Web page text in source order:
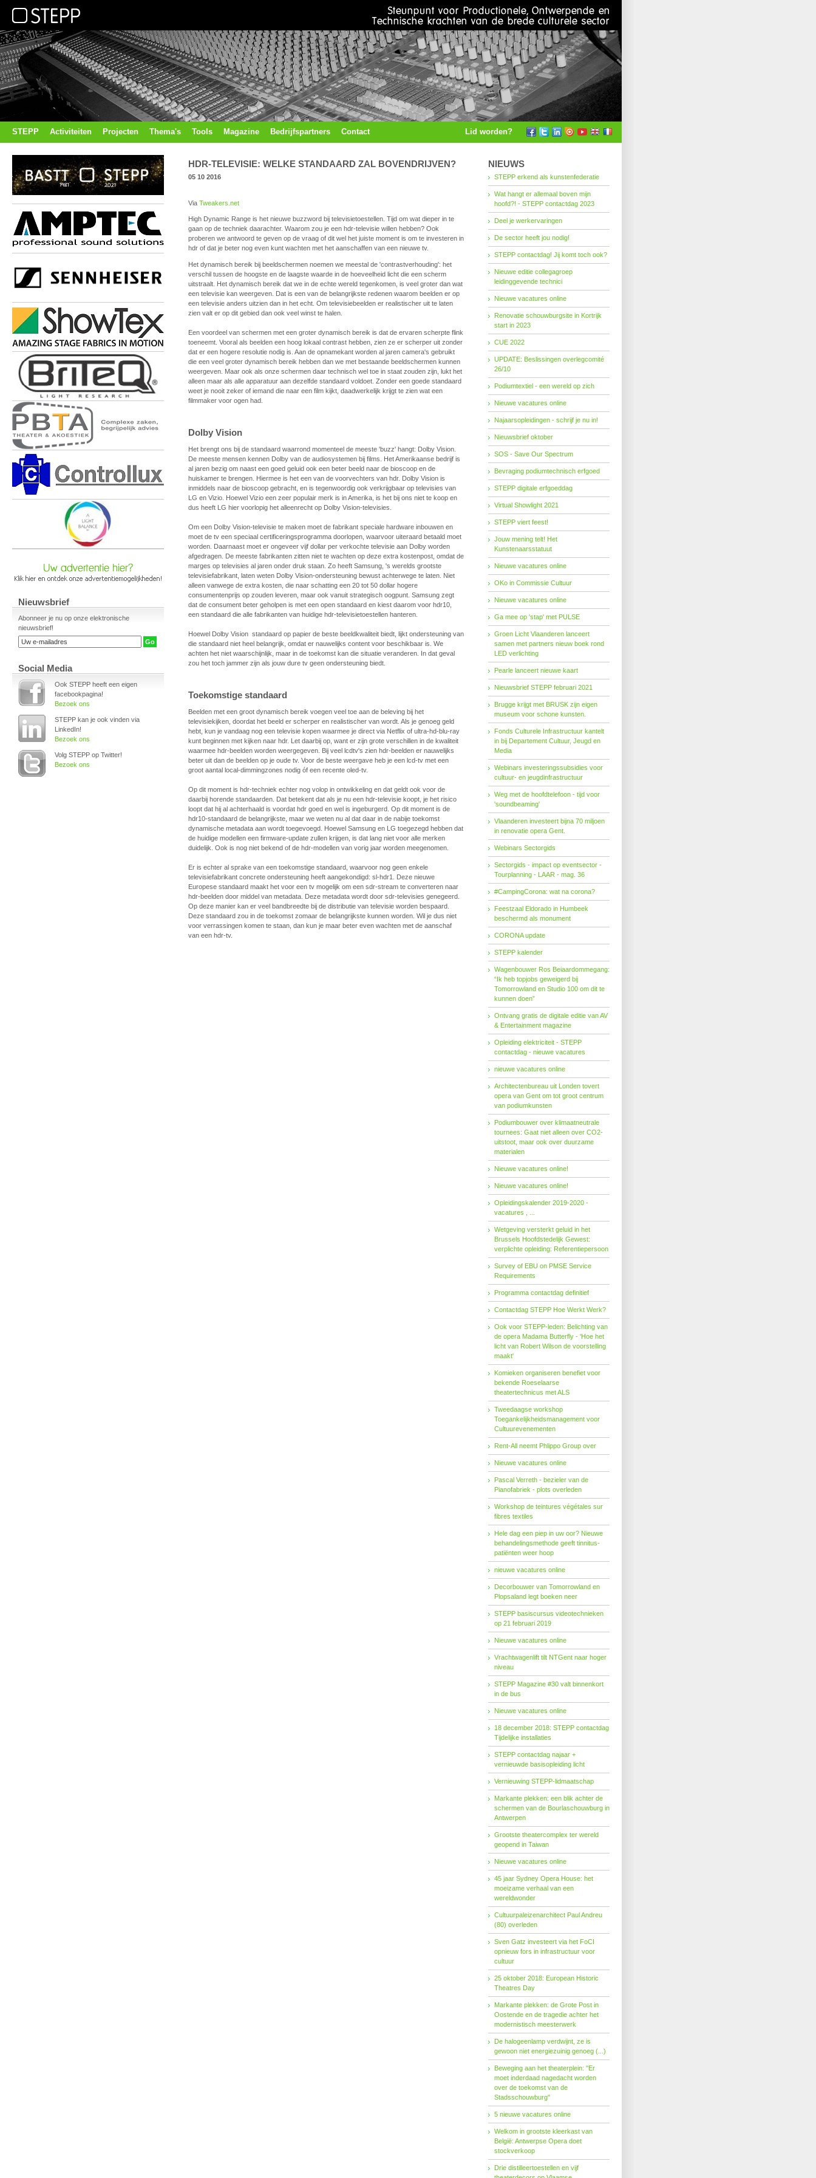
STEPP Activiteiten Projecten Thema's Tools Magazine Bedrijfspartners Contact Lid worden?
Nieuwsbrief
Abonneer je nu op onze elektronische
nieuwsbrief!
Social Media
Ook STEPP heeft een eigen
facebookpagina!
Bezoek ons
STEPP kan je ook vinden via
LinkedIn!
Bezoek ons
Volg STEPP op Twitter!
Bezoek ons
HDR-TELEVISIE: WELKE STANDAARD ZAL BOVENDRIJVEN?
05 10 2016
Via Tweakers.net
High Dynamic Range is het nieuwe buzzword bij televisietoestellen. Tijd om wat dieper in te
gaan op de techniek daarachter. Waarom zou je een hdr-televisie willen hebben? Ook
proberen we antwoord te geven op de vraag of dit wel het juiste moment is om te investeren in
hdr of dat je beter nog even kunt wachten met het aanschaffen van een nieuwe tv.
Het dynamisch bereik bij beeldschermen noemen we meestal de 'contrastverhouding': het
verschil tussen de hoogste en de laagste waarde in de hoeveelheid licht die een scherm
uitstraalt. Het dynamisch bereik dat we in de echte wereld tegenkomen, is veel groter dan wat
een televisie kan weergeven. Dat is een van de belangrijkste redenen waarom beelden er op
een televisie anders uitzien dan in het echt. Om televisiebeelden er realistischer uit te laten
zien valt er op dit gebied dan ook veel winst te halen.
Een voordeel van schermen met een groter dynamisch bereik is dat de ervaren scherpte flink
toeneemt. Vooral als beelden een hoog lokaal contrast hebben, zien ze er scherper uit zonder
dat er een hogere resolutie nodig is. Aan de opnamekant worden al jaren camera's gebruikt
die een veel groter dynamisch bereik hebben dan we met bestaande beeldschermen kunnen
weergeven. Maar ook als onze schermen daar technisch wel toe in staat zouden zijn, lukt het
alleen maar als alle apparatuur aan dezelfde standaard voldoet. Zonder een goede standaard
weet je nooit zeker of iemand die naar een film kijkt, daadwerkelijk krijgt te zien wat een
filmmaker voor ogen had.
Dolby Vision
Het brengt ons bij de standaard waarrond momenteel de meeste 'buzz' hangt: Dolby Vision.
De meeste mensen kennen Dolby van de audiosystemen bij films. Het Amerikaanse bedrijf is
al jaren bezig om naast een goed geluid ook een beter beeld naar de bioscoop en de
huiskamer te brengen. Hiermee is het een van de voorvechters van hdr. Dolby Vision is
inmiddels naar de bioscoop gebracht, en is tegenwoordig ook verkrijgbaar op televisies van
LG en Vizio. Hoewel Vizio een zeer populair merk is in Amerika, is het bij ons niet te koop en
dus heeft LG hier voorlopig het alleenrecht op Dolby Vision-televisies.
Om een Dolby Vision-televisie te maken moet de fabrikant speciale hardware inbouwen en
moet de tv een speciaal certificeringsprogramma doorlopen, waarvoor uiteraard betaald moet
worden. Daarnaast moet er ongeveer vijf dollar per verkochte televisie aan Dolby worden
afgedragen. De meeste fabrikanten zitten niet te wachten op deze extra kostenpost, omdat de
marges op televisies al jaren onder druk staan. Zo heeft Samsung, 's werelds grootste
televisiefabrikant, laten weten Dolby Vision-ondersteuning bewust achterwege te laten. Niet
alleen vanwege de extra kosten, die naar schatting een 20 tot 50 dollar hogere
consumentenprijs op zouden leveren, maar ook vanuit strategisch oogpunt. Samsung zegt
dat de consument beter geholpen is met een open standaard en kiest daarom voor hdr10,
een standaard die alle fabrikanten van huidige hdr-televisietoestellen hanteren.
Hoewel Dolby Vision standaard op papier de beste beeldkwaliteit biedt, lijkt ondersteuning van
die standaard niet heel belangrijk, omdat er nauwelijks content voor beschikbaar is. We
achten het niet waarschijnlijk, maar in de toekomst kan die situatie veranderen. In dat geval
zou het toch jammer zijn als jouw dure tv geen ondersteuning biedt.
Toekomstige standaard
Beelden met een groot dynamisch bereik voegen veel toe aan de beleving bij het
televisiekijken, doordat het beeld er scherper en realistischer van wordt. Als je genoeg geld
hebt, kun je vandaag nog een televisie kopen waarmee je direct via Netflix of ultra-hd-blu-ray
kunt beginnen met kijken naar hdr. Let daarbij op, want er zijn grote verschillen in de kwaliteit
waarmee hdr-beelden worden weergegeven. Bij veel lcdtv's zien hdr-beelden er nauwelijks
beter uit dan de beelden op je oude tv. Voor de beste weergave heb je een lcd-tv met een
groot aantal local-dimmingzones nodig óf een recente oled-tv.
Op dit moment is hdr-techniek echter nog volop in ontwikkeling en dat geldt ook voor de
daarbij horende standaarden. Dat betekent dat als je nu een hdr-televisie koopt, je het risico
loopt dat hij al achterhaald is voordat hdr goed en wel is ingeburgerd. Op dit moment is de
hdr10-standaard de belangrijkste, maar we weten nu al dat daar in de nabije toekomst
dynamische metadata aan wordt toegevoegd. Hoewel Samsung en LG toegezegd hebben dat
de huidige modellen een firmware-update zullen krijgen, is dat lang niet voor alle merken
duidelijk. Ook is nog niet bekend of de hdr-modellen van vorig jaar worden meegenomen.
Er is echter al sprake van een toekomstige standaard, waarvoor nog geen enkele
televisiefabrikant concrete ondersteuning heeft aangekondigd: sl-hdr1. Deze nieuwe
Europese standaard maakt het voor een tv mogelijk om een sdr-stream te converteren naar
hdr-beelden door middel van metadata. Deze metadata wordt door sdr-televisies genegeerd.
Op deze manier kan er veel bandbreedte bij de distributie van televisie worden bespaard.
Deze standaard zou in de toekomst zomaar de belangrijkste kunnen worden. Wil je dus niet
voor verrassingen komen te staan, dan kun je maar beter even wachten met de aanschaf
van een hdr-tv.
NIEUWS
STEPP erkend als kunstenfederatie
Wat hangt er allemaal boven mijn
hoofd?! - STEPP contactdag 2023
Deel je werkervaringen
De sector heeft jou nodig!
STEPP contactdag! Jij komt toch ook?
Nieuwe editie collegagroep
leidinggevende technici
Nieuwe vacatures online
Renovatie schouwburgsite in Kortrijk
start in 2023
CUE 2022
UPDATE: Beslissingen overlegcomité
26/10
Podiumtextiel - een wereld op zich
Nieuwe vacatures online
Najaarsopleidingen - schrijf je nu in!
Nieuwsbrief oktober
SOS - Save Our Spectrum
Bevraging podiumtechnisch erfgoed
STEPP digitale erfgoeddag
Virtual Showlight 2021
STEPP viert feest!
Jouw mening telt! Het
Kunstenaarsstatuut
Nieuwe vacatures online
OKo in Commissie Cultuur
Nieuwe vacatures online
Ga mee op 'stap' met PULSE
Groen Licht Vlaanderen lanceert
samen met partners nieuw boek rond
LED verlichting
Pearle lanceert nieuwe kaart
Nieuwsbrief STEPP februari 2021
Brugge krijgt met BRUSK zijn eigen
museum voor schone kunsten.
Fonds Cul­tu­re­le In­fra­struc­tuur kan­telt
in bij De­par­te­ment Cul­tuur, Jeugd en
Me­dia
Webinars investeringssubsidies voor
cultuur- en jeugdinfrastructuur
Weg met de hoofdtelefoon - tijd voor
'soundbeaming'
Vlaanderen investeert bijna 70 miljoen
in renovatie opera Gent.
Webinars Sectorgids
Sectorgids - impact op eventsector -
Tourplanning - LAAR - mag. 36
#CampingCorona: wat na corona?
Feestzaal Eldorado in Humbeek
beschermd als monument
CORONA update
STEPP kalender
Wagenbouwer Ros Beiaardommegang:
“Ik heb topjobs geweigerd bij
Tomorrowland en Studio 100 om dit te
kunnen doen”
Ontvang gratis de digitale editie van AV
& Entertainment magazine
Opleiding elektriciteit - STEPP
contactdag - nieuwe vacatures
nieuwe vacatures online
Architectenbureau uit Londen tovert
opera van Gent om tot groot centrum
van podiumkunsten
Podiumbouwer over klimaatneutrale
tournees: Gaat niet alleen over CO2-
uitstoot, maar ook over duurzame
materialen
Nieuwe vacatures online!
Nieuwe vacatures online!
Opleidingskalender 2019-2020 -
vacatures , ...
Wetgeving versterkt geluid in het
Brussels Hoofdstedelijk Gewest:
verplichte opleiding: Referentiepersoon
Survey of EBU on PMSE Service
Requirements
Programma contactdag definitief
Contactdag STEPP Hoe Werkt Werk?
Ook voor STEPP-leden: Belichting van
de opera Madama Butterfly - 'Hoe het
licht van Robert Wilson de voorstelling
maakt'
Komieken organiseren benefiet voor
bekende Roeselaarse
theatertechnicus met ALS
Tweedaagse workshop
Toegankelijkheidsmanagement voor
Cultuurevenementen
Rent-All neemt Phlippo Group over
Nieuwe vacatures online
Pascal Verreth - bezieler van de
Pianofabriek - plots overleden
Workshop de teintures végétales sur
fibres textiles
Hele dag een piep in uw oor? Nieuwe
behandelings­methode geeft tinnitus-
patiënten weer hoop
nieuwe vacatures online
Decorbouwer van Tomorrowland en
Plopsaland legt boeken neer
STEPP basiscursus videotechnieken
op 21 februari 2019
Nieuwe vacatures online
Vrachtwagenlift tilt NTGent naar hoger
niveau
STEPP Magazine #30 valt binnenkort
in de bus
Nieuwe vacatures online
18 december 2018: STEPP contactdag
Tijdelijke installaties
STEPP contactdag najaar +
vernieuwde basisopleiding licht
Vernieuwing STEPP-lidmaatschap
Markante plekken: een blik achter de
schermen van de Bourlaschouwburg in
Antwerpen
Grootste theatercomplex ter wereld
geopend in Taiwan
Nieuwe vacatures online
45 jaar Sydney Opera House: het
moeizame verhaal van een
wereldwonder
Cultuurpaleizenarchitect Paul Andreu
(80) overleden
Sven Gatz investeert via het FoCI
opnieuw fors in infrastructuur voor
cultuur
25 oktober 2018: European Historic
Theatres Day
Markante plekken: de Grote Post in
Oostende en de tragedie achter het
modernistisch meesterwerk
De halogeenlamp verdwijnt, ze is
gewoon niet energiezuinig genoeg (...)
Beweging aan het theaterplein: ''Er
moet inderdaad nagedacht worden
over de toekomst van de
Stadsschouwburg''
5 nieuwe vacatures online
Welkom in grootste kleerkast van
België: Antwerpse Opera doet
stockverkoop
Drie distilleertoestellen en vijf